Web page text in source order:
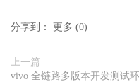
分享到： 更多 (0)
上一篇
vivo 全链路多版本开发测试